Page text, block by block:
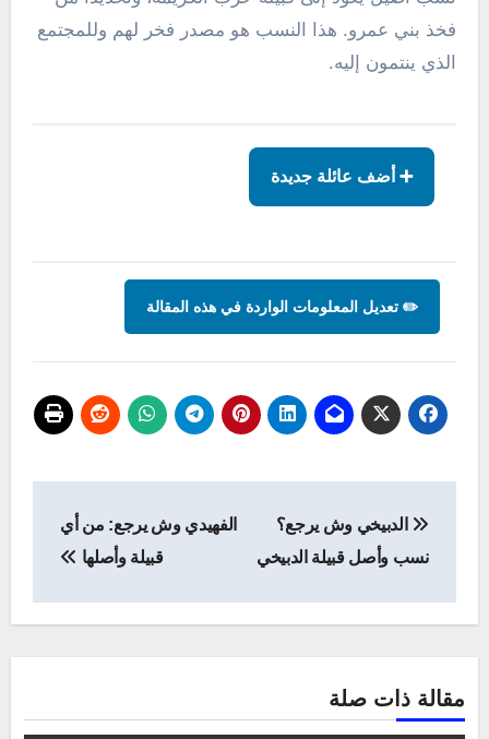
فخذ بني عمرو. هذا النسب هو مصدر فخر لهم وللمجتمع
الذي ينتمون إليه.
➕ أضف عائلة جديدة
✏️ تعديل المعلومات الواردة في هذه المقالة
المقالات
الدبيخي وش يرجع؟
نسب وأصل قبيلة الدبيخي
الفهيدي وش يرجع: من أي
قبيلة وأصلها
مقالة ذات صلة